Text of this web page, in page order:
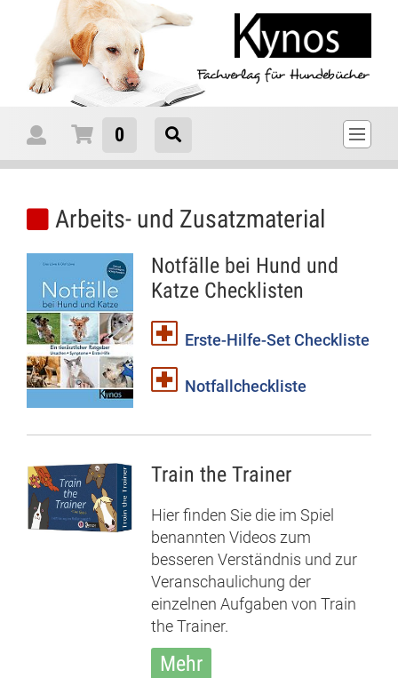
Arbeits- und Zusatzmaterial
Notfälle bei Hund und
Katze Checklisten
Erste-Hilfe-Set Checkliste
Notfallcheckliste
Train the Trainer
Hier finden Sie die im Spiel
benannten Videos zum
besseren Verständnis und zur
Veranschaulichung der
einzelnen Aufgaben von Train
the Trainer.
Mehr
0